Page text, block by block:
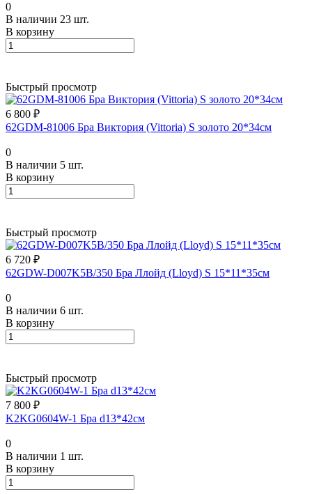
0
В наличии 23 шт.
В корзину
Быстрый просмотр
6 800 ₽
62GDM-81006 Бра Виктория (Vittoria) S золото 20*34см
0
В наличии 5 шт.
В корзину
Быстрый просмотр
6 720 ₽
62GDW-D007K5B/350 Бра Ллойд (Lloyd) S 15*11*35см
0
В наличии 6 шт.
В корзину
Быстрый просмотр
7 800 ₽
K2KG0604W-1 Бра d13*42см
0
В наличии 1 шт.
В корзину